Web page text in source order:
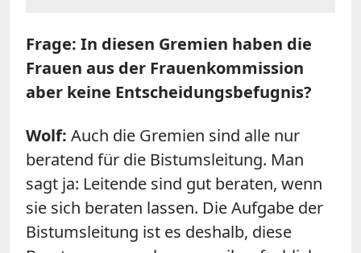
Frage: In diesen Gremien haben die
Frauen aus der Frauenkommission
aber keine Entscheidungsbefugnis?
Wolf: Auch die Gremien sind alle nur
beratend für die Bistumsleitung. Man
sagt ja: Leitende sind gut beraten, wenn
sie sich beraten lassen. Die Aufgabe der
Bistumsleitung ist es deshalb, diese